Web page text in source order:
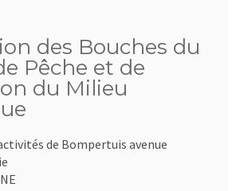
des Bouches du
Pêche et de
du Milieu
de Bompertuis avenue